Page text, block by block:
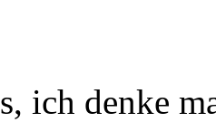
ich denke